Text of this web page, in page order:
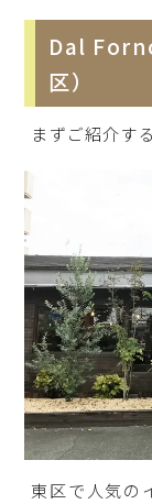
Dal
区）
まずご紹介す
東区で人気の